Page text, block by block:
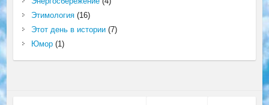
Этимология(16)
Этот день в истории(7)
Юмор(1)